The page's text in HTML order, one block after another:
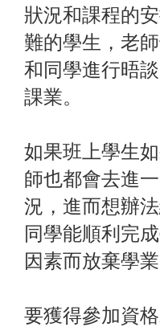
狀況和課程的
難的學生，老
和同學進行晤
課業。
如果班上學生
師也都會去進
況，進而想辦
同學能順利完
因素而放棄學業
要獲得參加資